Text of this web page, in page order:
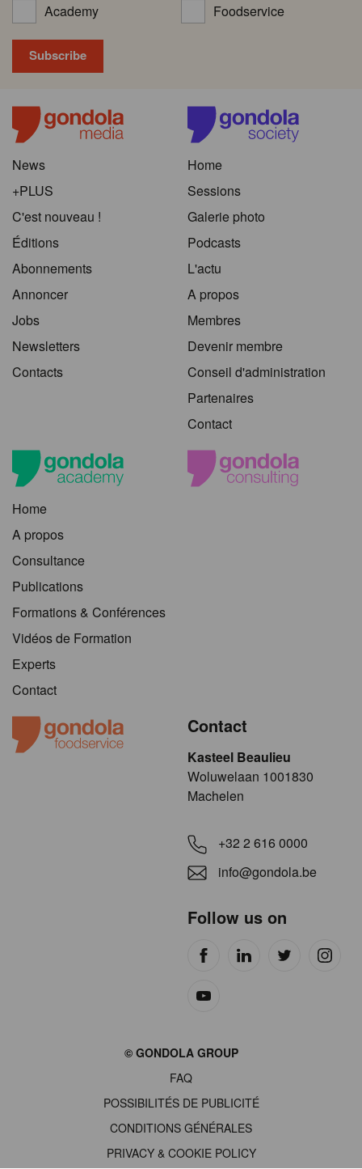
Academy
Foodservice
News
+PLUS
C'est nouveau !
Éditions
Abonnements
Annoncer
Jobs
Newsletters
Contacts
Home
Sessions
Galerie photo
Podcasts
L'actu
A propos
Membres
Devenir membre
Conseil d'administration
Partenaires
Contact
Home
A propos
Consultance
Publications
Formations & Conférences
Vidéos de Formation
Experts
Contact
Contact
Kasteel Beaulieu
​​​Woluwelaan 1001830
Machelen
+32 2 616 0000
info@gondola.be
Follow us on
© GONDOLA GROUP
FAQ
POSSIBILITÉS DE PUBLICITÉ
CONDITIONS GÉNÉRALES
PRIVACY & COOKIE POLICY